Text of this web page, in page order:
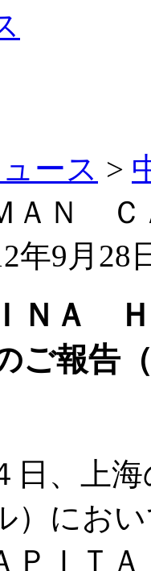
ース >
ＡＮ Ｃ
年9月28
ＩＮＡ
ご報告
、上
）にお
ＰＩＴ